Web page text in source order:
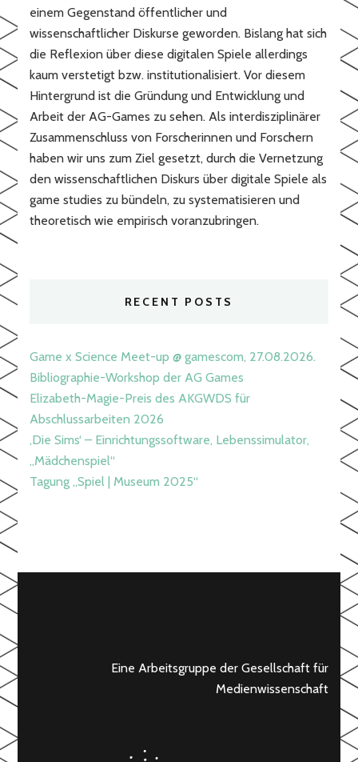
einem Gegenstand öffentlicher und
wissenschaftlicher Diskurse geworden. Bislang hat sich
die Reflexion über diese digitalen Spiele allerdings
kaum verstetigt bzw. institutionalisiert. Vor diesem
Hintergrund ist die Gründung und Entwicklung und
Arbeit der AG-Games zu sehen. Als interdisziplinärer
Zusammenschluss von Forscherinnen und Forschern
haben wir uns zum Ziel gesetzt, durch die Vernetzung
den wissenschaftlichen Diskurs über digitale Spiele als
game studies zu bündeln, zu systematisieren und
theoretisch wie empirisch voranzubringen.
RECENT POSTS
Game x Science Meet-up @ gamescom, 27.08.2026.
Bibliographie-Workshop der AG Games
Elizabeth-Magie-Preis des AKGWDS für
Abschlussarbeiten 2026
‚Die Sims‘ – Einrichtungssoftware, Lebenssimulator,
„Mädchenspiel“
Tagung „Spiel | Museum 2025“
Eine Arbeitsgruppe der Gesellschaft für
Medienwissenschaft